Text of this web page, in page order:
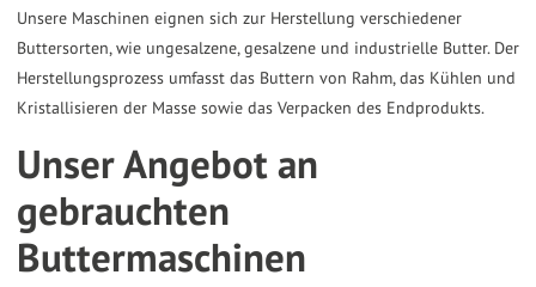
search
result.
Touch
device
users
can
touch
Unsere Maschinen eignen sich zur Herstellung verschiedener
Buttersorten, wie ungesalzene, gesalzene und industrielle Butter. Der
Herstellungsprozess umfasst das Buttern von Rahm, das Kühlen und
Kristallisieren der Masse sowie das Verpacken des Endprodukts.
Unser Angebot an
gebrauchten
Buttermaschinen